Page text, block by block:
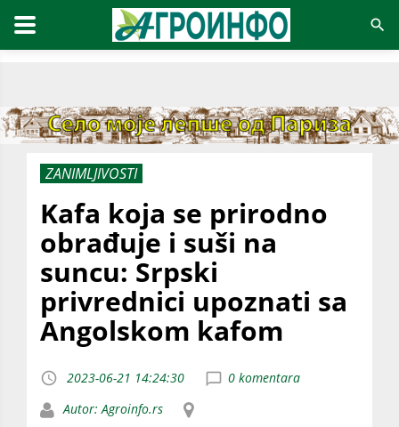
ZANIMLJIVOSTI
Kafa koja se prirodno
obrađuje i suši na
suncu: Srpski
privrednici upoznati sa
Angolskom kafom
2023-06-21 14:24:30
0 komentara
Autor: Agroinfo.rs